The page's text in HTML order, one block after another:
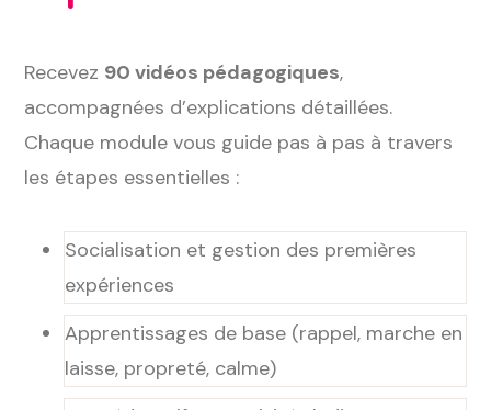
Recevez 90 vidéos pédagogiques,
accompagnées d’explications détaillées.
Chaque module vous guide pas à pas à travers
les étapes essentielles :
Socialisation et gestion des premières
expériences
Apprentissages de base (rappel, marche en
laisse, propreté, calme)